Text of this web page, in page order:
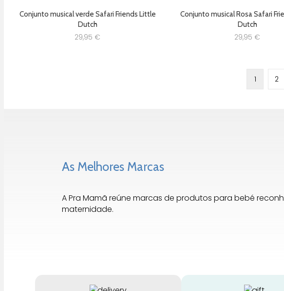
Conjunto musical verde Safari Friends Little
Dutch
29,95 €
Conjunto musical Rosa Safari
Dutch
29,95 €
1 2
As Melhores Marcas
A Pra Mamã reúne marcas de produtos para bebé
maternidade.